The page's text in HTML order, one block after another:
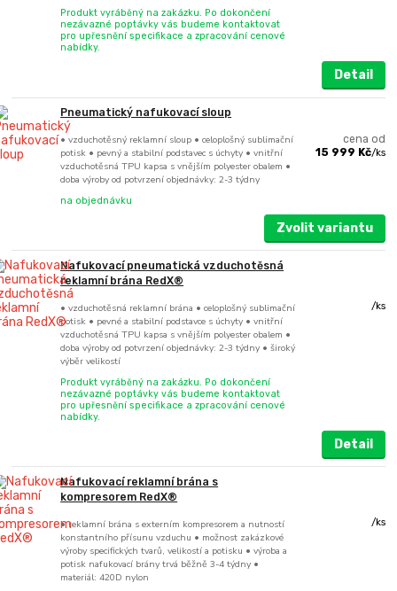
Produkt vyráběný na zakázku. Po dokončení
nezávazné poptávky vás budeme kontaktovat
pro upřesnění specifikace a zpracování cenové
nabídky.
Detail
Pneumatický nafukovací sloup
• vzduchotěsný reklamní sloup • celoplošný sublimační
potisk • pevný a stabilní podstavec s úchyty • vnitřní
vzduchotěsná TPU kapsa s vnějším polyester obalem •
doba výroby od potvrzení objednávky: 2-3 týdny
cena od
15 999 Kč/ks
na objednávku
Zvolit variantu
Nafukovací pneumatická vzduchotěsná
reklamní brána RedX®
• vzduchotěsná reklamní brána • celoplošný sublimační
potisk • pevné a stabilní podstavce s úchyty • vnitřní
vzduchotěsná TPU kapsa s vnějším polyester obalem •
doba výroby od potvrzení objednávky: 2-3 týdny • široký
výběr velikostí
/ks
Produkt vyráběný na zakázku. Po dokončení
nezávazné poptávky vás budeme kontaktovat
pro upřesnění specifikace a zpracování cenové
nabídky.
Detail
Nafukovací reklamní brána s
kompresorem RedX®
• reklamní brána s externím kompresorem a nutností
konstantního přísunu vzduchu • možnost zakázkové
výroby specifických tvarů, velikostí a potisku • výroba a
potisk nafukovací brány trvá běžně 3-4 týdny •
materiál: 420D nylon
/ks